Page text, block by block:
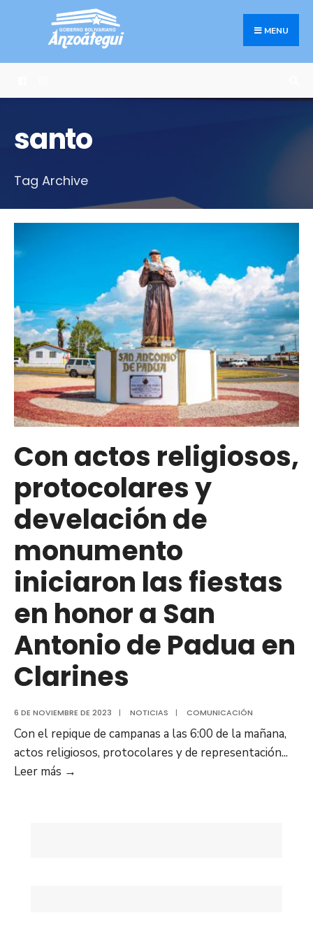
MENU
santo
Tag Archive
Con actos religiosos,
protocolares y
develación de
monumento
iniciaron las fiestas
en honor a San
Antonio de Padua en
Clarines
6 DE NOVIEMBRE DE 2023 | NOTICIAS | COMUNICACIÓN
Con el repique de campanas a las 6:00 de la mañana,
actos religiosos, protocolares y de representación...
Leer más →
Search